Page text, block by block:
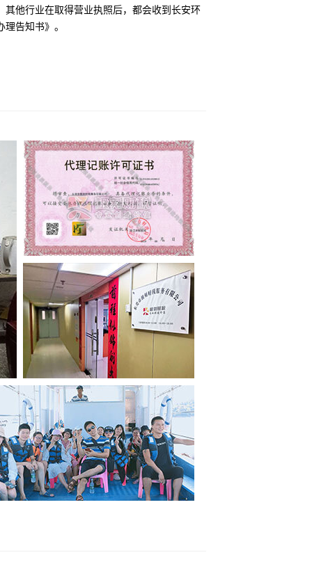
其他行业在取得营业执照后，都会收到长安环
告知书》。